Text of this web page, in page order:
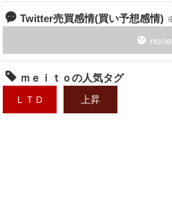
Twitter売買感情(買い予想感情)
none
ｍｅｉｔｏの人気タグ
ＬＴＤ 上昇